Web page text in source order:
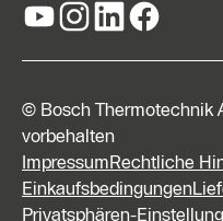
© Bosch Thermotechnik
vorbehalten
ImpressumRechtliche
Einkaufsbedingungen
Privatsphären-